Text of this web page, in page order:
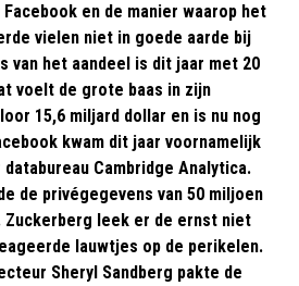
en de manier waarop het
vielen niet in goede aarde bij
van het aandeel is dit jaar met 20
voelt de grote baas in zijn
15,6 miljard dollar en is nu nog
kwam dit jaar voornamelijk
Cambridge Analytica.
de privégegevens van 50 miljoen
Zuckerberg leek er de ernst niet
lauwtjes op de perikelen.
Sheryl Sandberg pakte de